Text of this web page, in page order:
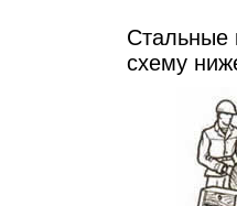
Стальные
схему